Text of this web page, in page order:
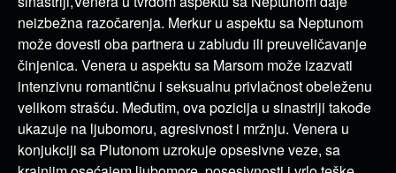
neizbežna razočarenja. Merkur u aspektu sa Neptunom
može dovesti oba partnera u zabludu ili preuveličavanje
činjenica. Venera u aspektu sa Marsom može izazvati
intenzivnu romantičnu i seksualnu privlačnost obeleženu
velikom strašću. Međutim, ova pozicija u sinastriji takođe
ukazuje na ljubomoru, agresivnost i mržnju. Venera u
konjukciji sa Plutonom uzrokuje opsesivne veze, sa